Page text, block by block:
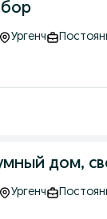
Ургенч
дом,
Ургенч